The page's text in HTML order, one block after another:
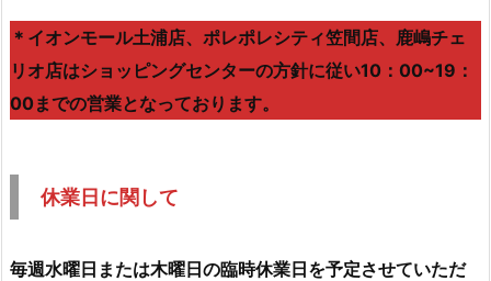
＊イオンモール土浦店、ポレポレシティ笠間店、鹿嶋チェ
リオ店はショッピングセンターの方針に従い10：00~19：
00までの営業となっております。
休業日に関して
毎週水曜日または木曜日の臨時休業日を予定させていただ